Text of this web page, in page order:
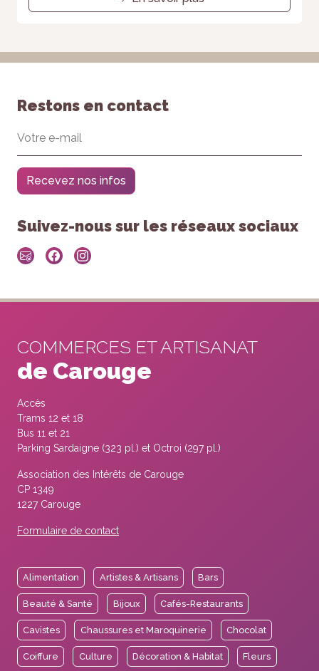
Restons en contact
Recevez nos infos
Suivez-nous sur les réseaux sociaux
COMMERCES ET ARTISANAT
de Carouge
Accès
Trams 12 et 18
Bus 11 et 21
Parking Sardaigne (323 pl.) et Octroi (297 pl.)
Association des Intérêts de Carouge
CP 1349
1227 Carouge
Formulaire de contact
Alimentation Artistes & Artisans Bars
Beauté & Santé Bijoux Cafés-Restaurants
Cavistes Chaussures et Maroquinerie Chocolat
Coiffure Culture Décoration & Habitat Fleurs